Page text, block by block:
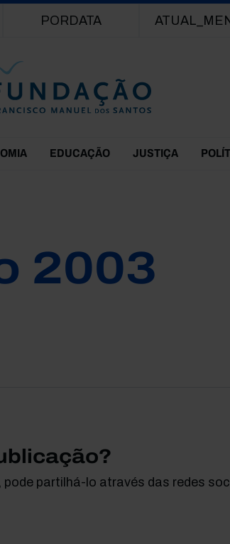
PORDATA
EDUCAÇÃO JUSTIÇA
2003
partilhá-lo através das redes